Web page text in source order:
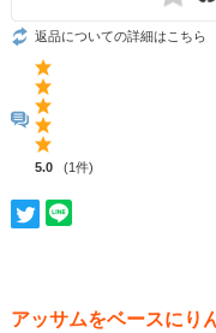
返品についての詳細はこちら
5.0 (1件)
アッサムをベースにり